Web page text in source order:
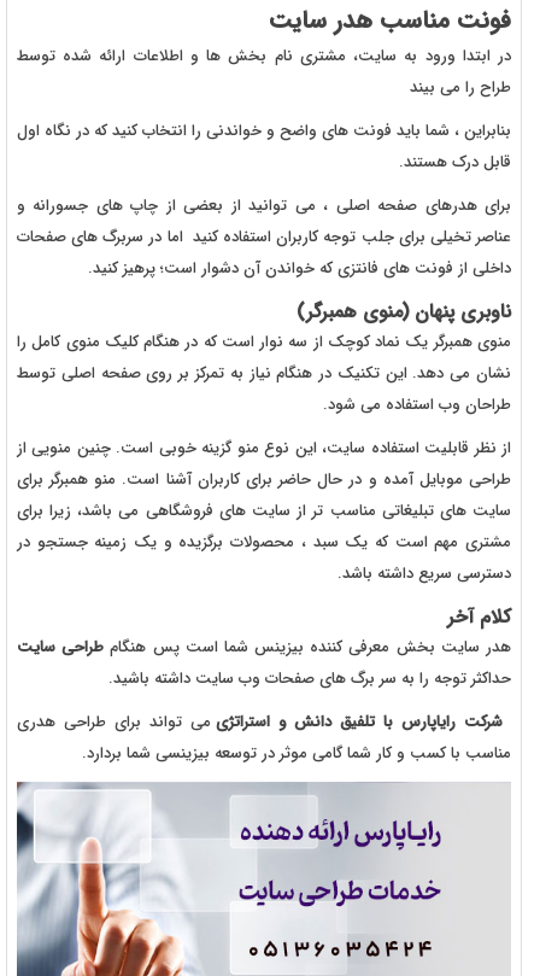
فونت مناسب هدر سایت
در ابتدا ورود به سایت، مشتری نام بخش ها و اطلاعات ارائه شده توسط
طراح را می بیند
بنابراین ، شما باید فونت های واضح و خواندنی را انتخاب کنید که در نگاه اول
قابل درک هستند.
برای هدرهای صفحه اصلی ، می توانید از بعضی از چاپ های جسورانه و
عناصر تخیلی برای جلب توجه کاربران استفاده کنید اما در سربرگ های صفحات
داخلی از فونت های فانتزی که خواندن آن دشوار است؛ پرهیز کنید.
ناوبری پنهان (منوی همبرگر)
منوی همبرگر یک نماد کوچک از سه نوار است که در هنگام کلیک منوی کامل را
نشان می دهد. این تکنیک در هنگام نیاز به تمرکز بر روی صفحه اصلی توسط
طراحان وب استفاده می شود.
از نظر قابلیت استفاده سایت، این نوع منو گزینه خوبی است. چنین منویی از
طراحی موبایل آمده و در حال حاضر برای کاربران آشنا است. منو همبرگر برای
سایت های تبلیغاتی مناسب تر از سایت های فروشگاهی می باشد، زیرا برای
مشتری مهم است که یک سبد ، محصولات برگزیده و یک زمینه جستجو در
دسترسی سریع داشته باشد.
کلام آخر
هدر سایت بخش معرفی کننده بیزینس شما است پس هنگام طراحی سایت
حداکثر توجه را به سر برگ های صفحات وب سایت داشته باشید.
شرکت رایاپارس با تلفیق دانش و استراتژی می تواند برای طراحی هدری
مناسب با کسب و کار شما گامی موثر در توسعه بیزینسی شما بردارد.